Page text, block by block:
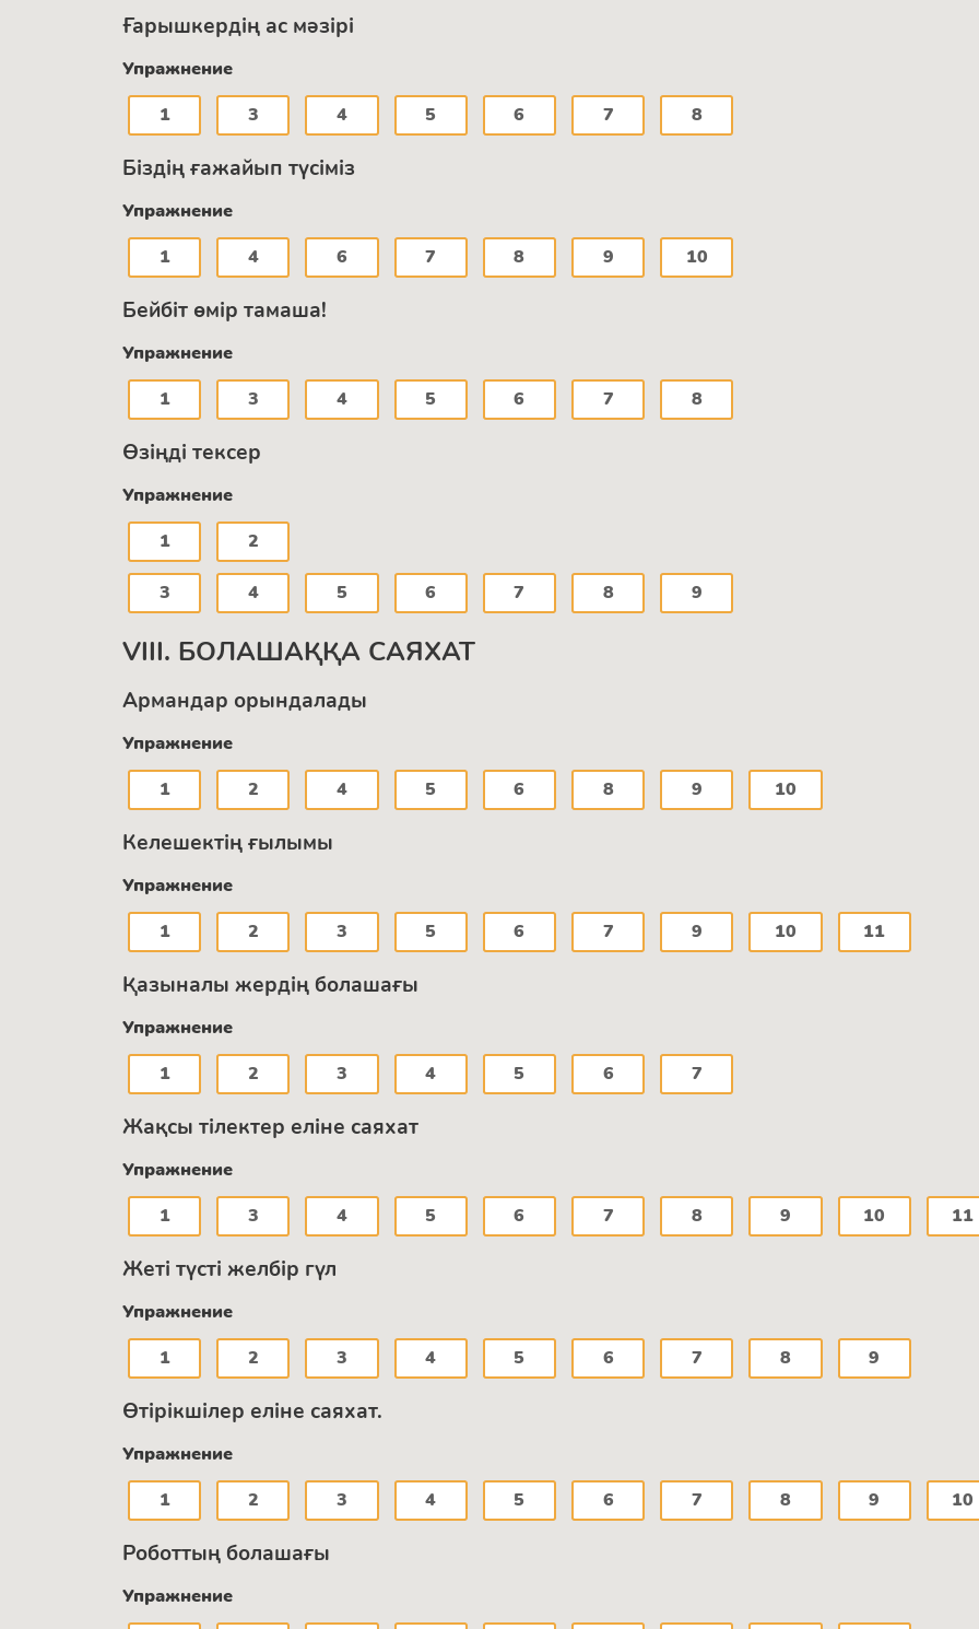
Ғарышкердің ас мәзірі
Упражнение
1
3 4 5 6 7 8
Біздің ғажайып түсіміз
Упражнение
1
4 6 7 8 9 10
Бейбіт өмір тамаша!
Упражнение
1
3 4 5 6 7 8
Өзіңді тексер
Упражнение
1
2
3 4 5 6 7 8 9
VIII. БОЛАШАҚҚА САЯХАТ
Армандар орындалады
Упражнение
1
2 4 5 6 8 9 10
Келешектің ғылымы
Упражнение
1
2 3 5 6 7 9 10 11
Қазыналы жердің болашағы
Упражнение
1
2 3 4 5 6 7
Жақсы тілектер еліне саяхат
Упражнение
1
3 4 5 6 7 8 9 10 11
Жеті түсті желбір гүл
Упражнение
1
2 3 4 5 6 7 8 9
Өтірікшілер еліне саяхат.
Упражнение
1
2 3 4 5 6 7 8 9 10
Роботтың болашағы
Упражнение